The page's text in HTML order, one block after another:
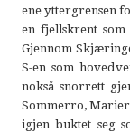
ene yttergrensen
en fjellskrent
Gjennom
S-en som
nokså snorrett
Sommerro,
igjen buktet seg